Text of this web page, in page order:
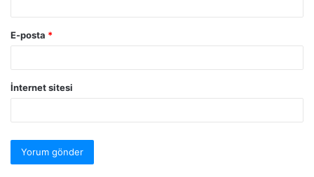
E-posta *
İnternet sitesi